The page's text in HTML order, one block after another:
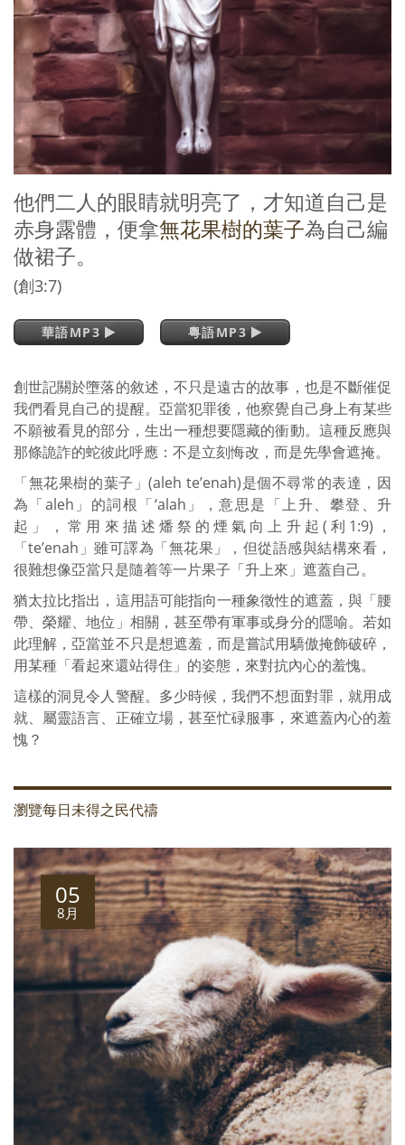
他們二人的眼睛就明亮了，才知道自己是
赤身露體，便拿無花果樹的葉子為自己編
做裙子。
(創3:7)
華語MP3 粵語MP3
創世記關於墮落的敘述，不只是遠古的故事，也是不斷催促
我們看見自己的提醒。亞當犯罪後，他察覺自己身上有某些
不願被看見的部分，生出一種想要隱藏的衝動。這種反應與
那條詭詐的蛇彼此呼應：不是立刻悔改，而是先學會遮掩。
「無花果樹的葉子」(aleh te’enah)是個不尋常的表達，因
為「aleh」的詞根「‘alah」，意思是「上升、攀登、升
起」，常用來描述燔祭的煙氣向上升起(利1:9)，
「te’enah」雖可譯為「無花果」，但從語感與結構來看，
很難想像亞當只是隨着等一片果子「升上來」遮蓋自己。
猶太拉比指出，這用語可能指向一種象徵性的遮蓋，與「腰
帶、榮耀、地位」相關，甚至帶有軍事或身分的隱喻。若如
此理解，亞當並不只是想遮羞，而是嘗試用驕傲掩飾破碎，
用某種「看起來還站得住」的姿態，來對抗內心的羞愧。
這樣的洞見令人警醒。多少時候，我們不想面對罪，就用成
就、屬靈語言、正確立場，甚至忙碌服事，來遮蓋內心的羞
愧？
瀏覽每日未得之民代禱
05
8月